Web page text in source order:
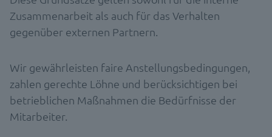
Zusammenarbeit als auch für das Verhalten
gegenüber externen Partnern.
Wir gewährleisten faire Anstellungsbedingungen,
zahlen gerechte Löhne und berücksichtigen bei
betrieblichen Maßnahmen die Bedürfnisse der
Mitarbeiter.